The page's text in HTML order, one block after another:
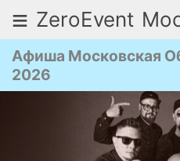
≡ ZeroEvent
Афиша Московская
2026